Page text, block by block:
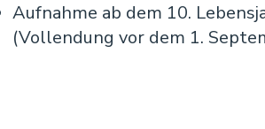
Aufnahme ab dem 10.
(Vollendung vor dem 1.